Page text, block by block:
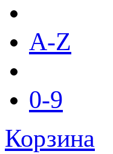
A-Z
0-9
Корзина